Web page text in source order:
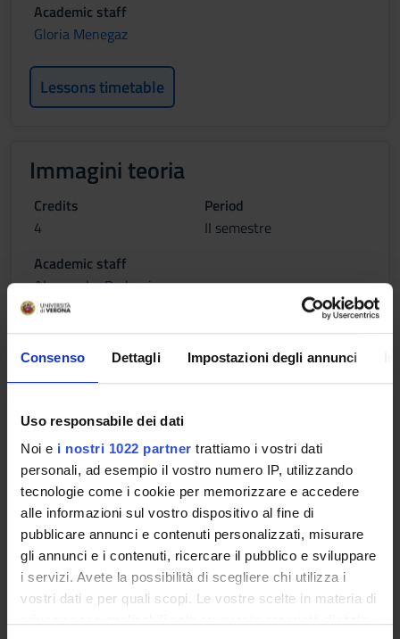
Consenso Dettagli Impostazioni degli annunci
Uso responsabile dei dati
Noi e i nostri 1022 partner trattiamo i vostri dati
personali, ad esempio il vostro numero IP, utilizzando
tecnologie come i cookie per memorizzare e accedere
alle informazioni sul vostro dispositivo al fine di
pubblicare annunci e contenuti personalizzati, misurare
gli annunci e i contenuti, ricercare il pubblico e sviluppare
i servizi. Avete la possibilità di scegliere chi utilizza i
vostri dati e per quali scopi. Le vostre scelte in materia di
Academic staff
Gloria Menegaz
Lessons timetable
Immagini teoria
Credits
4
Period
II semestre
Academic staff
Alessandro Daducci
Lessons timetable
Immagini laboratorio
Credits
2
Period
II semestre
Academic staff
Alessandro Daducci
Lessons timetable